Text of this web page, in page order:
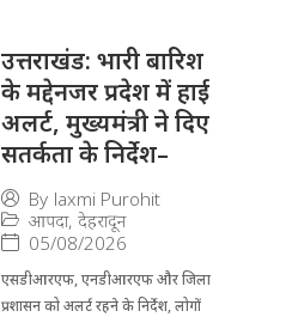
उत्तराखंड: भारी बारिश
के मद्देनजर प्रदेश में हाई
अलर्ट, मुख्यमंत्री ने दिए
सतर्कता के निर्देश–
By laxmi Purohit
आपदा, देहरादून
05/08/2026
एसडीआरएफ, एनडीआरएफ और जिला
प्रशासन को अलर्ट रहने के निर्देश, लोगों